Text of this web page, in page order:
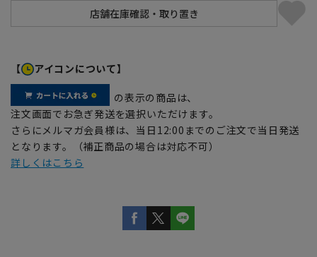
【 アイコンについて】
の表示の商品は、
注文画面でお急ぎ発送を選択いただけます。
さらにメルマガ会員様は、当日12:00までのご注文で当日発送
となります。（補正商品の場合は対応不可）
詳しくはこちら